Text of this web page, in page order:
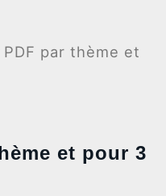
par thème et
et pour 3